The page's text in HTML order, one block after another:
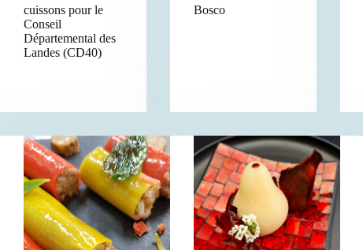
cuissons pour le
Conseil
Départemental des
Landes (CD40)
Bosco